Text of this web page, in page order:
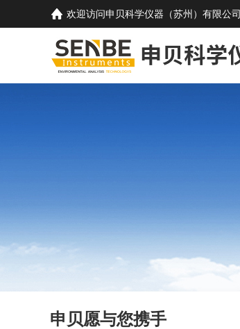
欢迎访问申贝科学仪器（苏州）有限公司
申贝愿与您携手